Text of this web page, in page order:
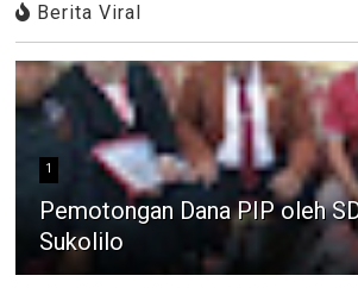
Berita Viral
1
Pemotongan Dana PIP oleh
Sukolilo